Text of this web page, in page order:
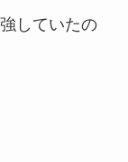
していたの